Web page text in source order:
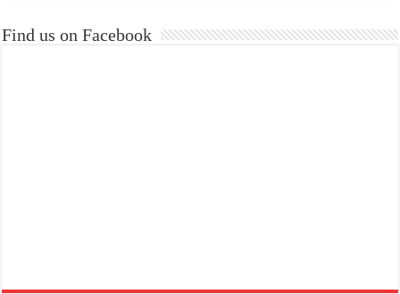
Find us on Facebook